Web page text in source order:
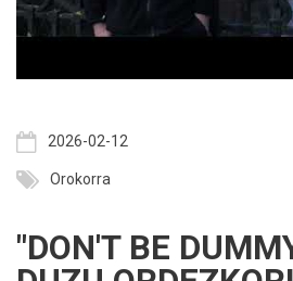
2026-02-12
Orokorra
"DON'T BE